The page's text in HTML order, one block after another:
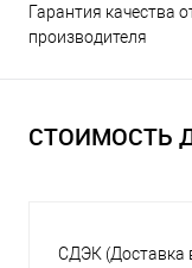
Гарантия качества
производителя
СТОИМОСТЬ
СДЭК (Доставка